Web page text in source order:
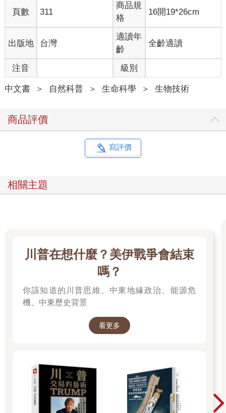
頁數 311
商品規
格
16開19*26cm
出版地 台灣
適讀年
齡
全齡適讀
注音 級別
中文書 ＞ 自然科普 ＞ 生命科學 ＞ 生物技術
商品評價
寫評價
相關主題
川普在想什麼？美伊戰爭會結束
嗎？
你該知道的川普思維、中東地緣政治、能源危
機、中東歷史背景
看更多